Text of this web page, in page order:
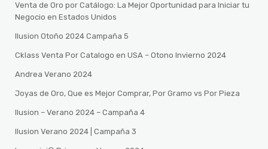
Venta de Oro por Catálogo: La Mejor Oportunidad para Iniciar tu
Negocio en Estados Unidos
Ilusion Otoño 2024 Campaña 5
Cklass Venta Por Catalogo en USA – Otono Invierno 2024
Andrea Verano 2024
Joyas de Oro, Que es Mejor Comprar, Por Gramo vs Por Pieza
Ilusion – Verano 2024 – Campaña 4
Ilusion Verano 2024 | Campaña 3